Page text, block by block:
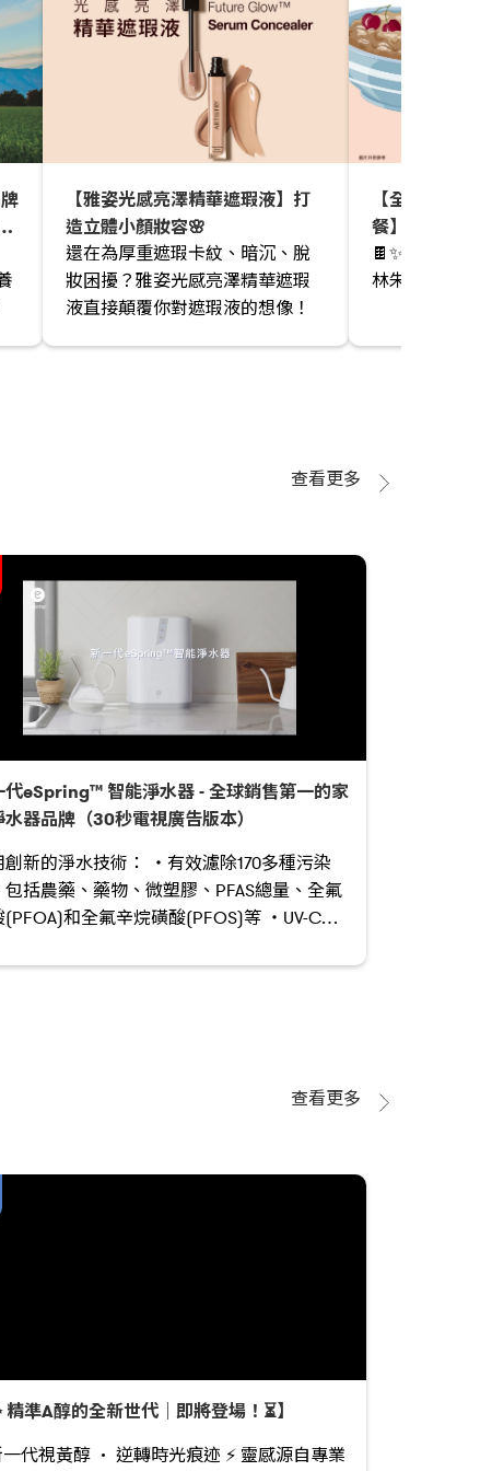
【雅姿光感亮澤精華遮瑕液】打
造立體小顏妝容🌸
還在為厚重遮瑕卡紋、暗沉、脫
妝困擾？雅姿光感亮澤精華遮瑕
液直接顛覆你對遮瑕液的想像！
【全新減糖配
餐】創意簡易
朱古力隔夜燕
🍫✨忙碌早晨
林朱古力隔夜
查看更多
代eSpring™ 智能淨水器 - 全球銷售第一的家
器品牌（30秒電視廣告版本）
創新的淨水技術： ‧有效濾除170多種污染
包括農藥、藥物、微塑膠、PFAS總量、全氟
(PFOA)和全氟辛烷磺酸(PFOS)等 ‧UV-C紫
病毒 3) 99.9%囊胞菌瞬間殺滅細菌、病毒
查看更多
精準A醇的全新世代｜即將登場！⏳】
代視黃醇 · 逆轉時光痕迹 ⚡ 靈感源自專業